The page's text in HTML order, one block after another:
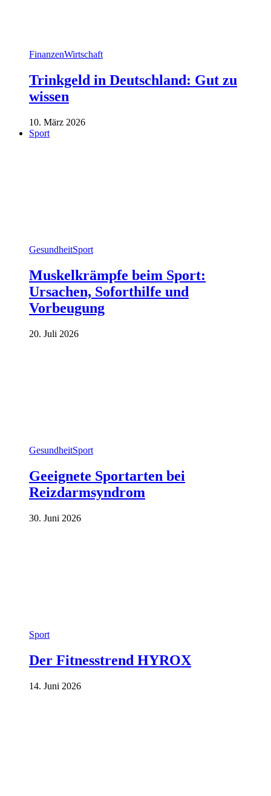
FinanzenWirtschaft
Trinkgeld in Deutschland: Gut zu
wissen
10. März 2026
Sport
GesundheitSport
Muskelkrämpfe beim Sport:
Ursachen, Soforthilfe und
Vorbeugung
20. Juli 2026
GesundheitSport
Geeignete Sportarten bei
Reizdarmsyndrom
30. Juni 2026
Sport
Der Fitnesstrend HYROX
14. Juni 2026